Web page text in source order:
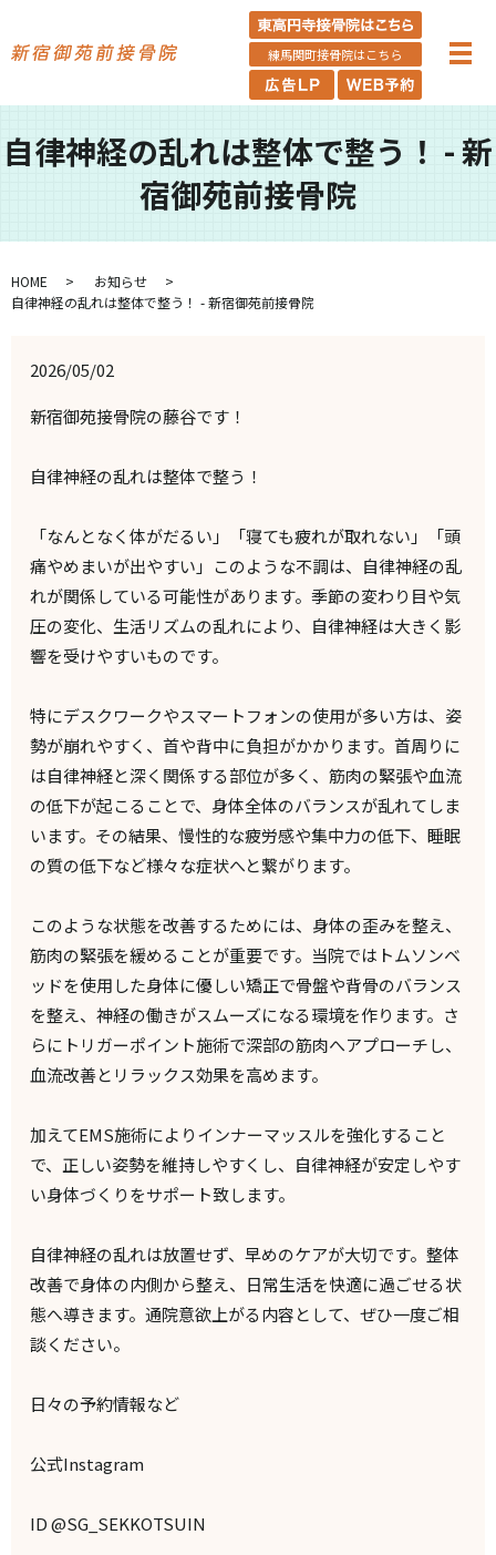
練馬関町接骨院はこちら
自律神経の乱れは整体で整う！ - 新
宿御苑前接骨院
HOME
お知らせ
自律神経の乱れは整体で整う！ - 新宿御苑前接骨院
2026/05/02
新宿御苑接骨院の藤谷です！
自律神経の乱れは整体で整う！
「なんとなく体がだるい」「寝ても疲れが取れない」「頭
痛やめまいが出やすい」このような不調は、自律神経の乱
れが関係している可能性があります。季節の変わり目や気
圧の変化、生活リズムの乱れにより、自律神経は大きく影
響を受けやすいものです。
特にデスクワークやスマートフォンの使用が多い方は、姿
勢が崩れやすく、首や背中に負担がかかります。首周りに
は自律神経と深く関係する部位が多く、筋肉の緊張や血流
の低下が起こることで、身体全体のバランスが乱れてしま
います。その結果、慢性的な疲労感や集中力の低下、睡眠
の質の低下など様々な症状へと繋がります。
このような状態を改善するためには、身体の歪みを整え、
筋肉の緊張を緩めることが重要です。当院ではトムソンベ
ッドを使用した身体に優しい矯正で骨盤や背骨のバランス
を整え、神経の働きがスムーズになる環境を作ります。さ
らにトリガーポイント施術で深部の筋肉へアプローチし、
血流改善とリラックス効果を高めます。
加えてEMS施術によりインナーマッスルを強化すること
で、正しい姿勢を維持しやすくし、自律神経が安定しやす
い身体づくりをサポート致します。
自律神経の乱れは放置せず、早めのケアが大切です。整体
改善で身体の内側から整え、日常生活を快適に過ごせる状
態へ導きます。通院意欲上がる内容として、ぜひ一度ご相
談ください。
日々の予約情報など
公式Instagram
ID @SG_SEKKOTSUIN